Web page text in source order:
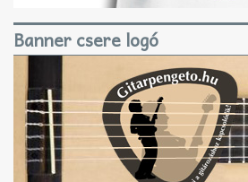
Banner csere logó